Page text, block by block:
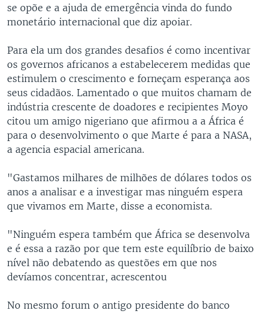
se opõe e a ajuda de emergência vinda do fundo
monetário internacional que diz apoiar.
Para ela um dos grandes desafios é como incentivar
os governos africanos a estabelecerem medidas que
estimulem o crescimento e forneçam esperança aos
seus cidadãos. Lamentado o que muitos chamam de
indústria crescente de doadores e recipientes Moyo
citou um amigo nigeriano que afirmou a a África é
para o desenvolvimento o que Marte é para a NASA,
a agencia espacial americana.
"Gastamos milhares de milhões de dólares todos os
anos a analisar e a investigar mas ninguém espera
que vivamos em Marte, disse a economista.
"Ninguém espera também que África se desenvolva
e é essa a razão por que tem este equilíbrio de baixo
nível não debatendo as questões em que nos
devíamos concentrar, acrescentou
No mesmo forum o antigo presidente do banco